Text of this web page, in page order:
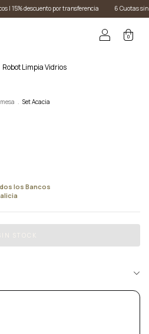
6 Cuotas sin interés con todos los bancos I 15%
0
Robot Limpia Vidrios
Set Acacia